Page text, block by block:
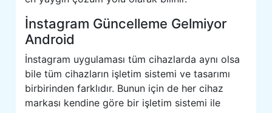
İnstagram Güncelleme Gelmiyor
Android
İnstagram uygulaması tüm cihazlarda aynı olsa
bile tüm cihazların işletim sistemi ve tasarımı
birbirinden farklıdır. Bunun için de her cihaz
markası kendine göre bir işletim sistemi ile